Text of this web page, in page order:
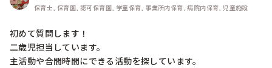
保育士, 保育園, 認可保育園, 学童保育, 事業所内保育, 病院内保育, 児童施設
初めて質問します！
二歳児担当しています。
主活動や合間時間にできる活動を探しています。